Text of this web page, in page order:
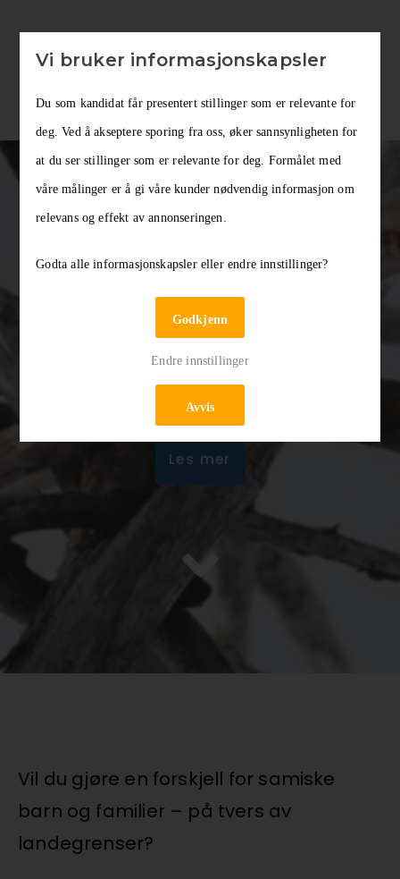
Vi bruker informasjonskapsler
Du som kandidat får presentert stillinger som er relevante for
deg. Ved å akseptere sporing fra oss, øker sannsynligheten for
at du ser stillinger som er relevante for deg. Formålet med
våre målinger er å gi våre kunder nødvendig informasjon om
relevans og effekt av annonseringen.
Godta alle informasjonskapsler eller endre innstillinger?
Godkjenn
Endre innstillinger
Avvis
Prosjektmedarbeider
NASAK – Nasjonalt samisk kompetansesenter
Les mer
Vil du gjøre en forskjell for samiske
barn og familier – på tvers av
landegrenser?